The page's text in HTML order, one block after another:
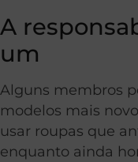
A
um
Alguns membros
modelos mais
usar roupas que
enquanto ainda